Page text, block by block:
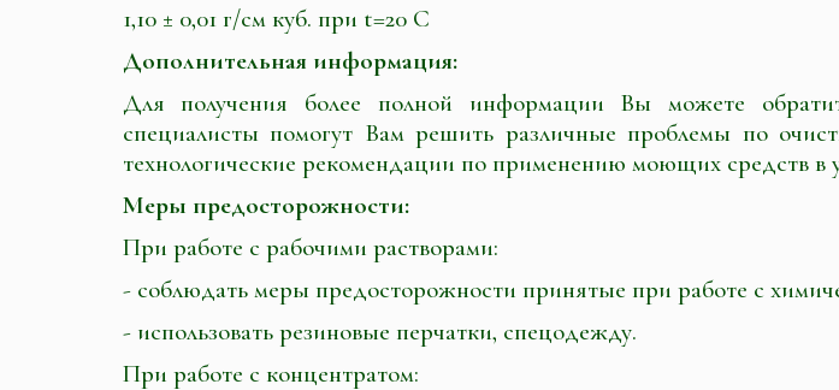
1,10 ± 0,01 г/см куб. при t=20 С
Дополнительная информация:
Для получения более полной информации Вы можете
специалисты помогут Вам решить различные проблемы по
технологические рекомендации по применению моющих средств в
Меры предосторожности:
При работе с рабочими растворами:
- соблюдать меры предосторожности принятые при работе с
- использовать резиновые перчатки, спецодежду.
При работе с концентратом: